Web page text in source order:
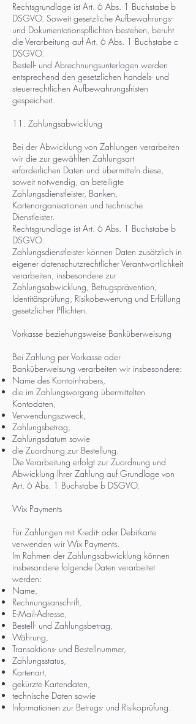
Rechtsgrundlage ist Art. 6 Abs. 1 Buchstabe b
DSGVO. Soweit gesetzliche Aufbewahrungs-
und Dokumentationspflichten bestehen, beruht
die Verarbeitung auf Art. 6 Abs. 1 Buchstabe c
DSGVO.
Bestell- und Abrechnungsunterlagen werden
entsprechend den gesetzlichen handels- und
steuerrechtlichen Aufbewahrungsfristen
gespeichert.
11. Zahlungsabwicklung
Bei der Abwicklung von Zahlungen verarbeiten
wir die zur gewählten Zahlungsart
erforderlichen Daten und übermitteln diese,
soweit notwendig, an beteiligte
Zahlungsdienstleister, Banken,
Kartenorganisationen und technische
Dienstleister.
Rechtsgrundlage ist Art. 6 Abs. 1 Buchstabe b
DSGVO.
Zahlungsdienstleister können Daten zusätzlich in
eigener datenschutzrechtlicher Verantwortlichkeit
verarbeiten, insbesondere zur
Zahlungsabwicklung, Betrugsprävention,
Identitätsprüfung, Risikobewertung und Erfüllung
gesetzlicher Pflichten.
Vorkasse beziehungsweise Banküberweisung
Bei Zahlung per Vorkasse oder
Banküberweisung verarbeiten wir insbesondere:
Name des Kontoinhabers,
die im Zahlungsvorgang übermittelten
Kontodaten,
Verwendungszweck,
Zahlungsbetrag,
Zahlungsdatum sowie
die Zuordnung zur Bestellung.
Die Verarbeitung erfolgt zur Zuordnung und
Abwicklung Ihrer Zahlung auf Grundlage von
Art. 6 Abs. 1 Buchstabe b DSGVO.
Wix Payments
Für Zahlungen mit Kredit- oder Debitkarte
verwenden wir Wix Payments.
Im Rahmen der Zahlungsabwicklung können
insbesondere folgende Daten verarbeitet
werden:
Name,
Rechnungsanschrift,
E-Mail-Adresse,
Bestell- und Zahlungsbetrag,
Währung,
Transaktions- und Bestellnummer,
Zahlungsstatus,
Kartenart,
gekürzte Kartendaten,
technische Daten sowie
Informationen zur Betrugs- und Risikoprüfung.